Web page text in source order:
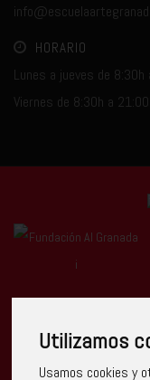
Utilizamos
Usamos cookies y
HORARIO
Lunes a jueves de 8:30h
Viernes de 8:30h a